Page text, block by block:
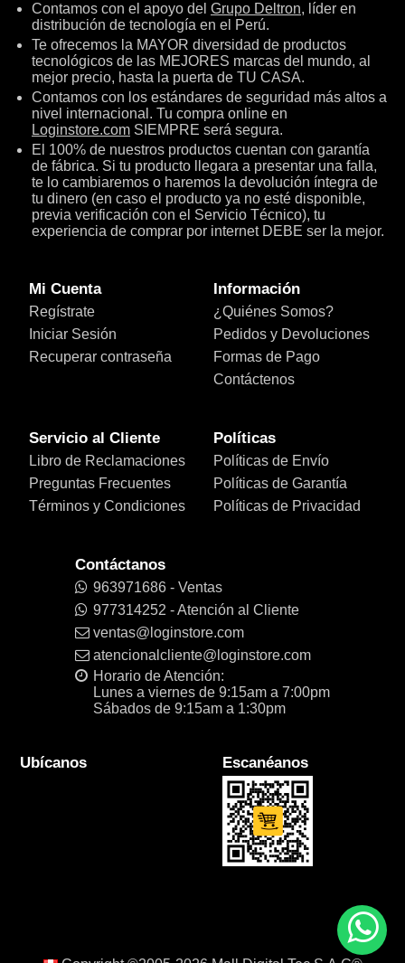
Contamos con el apoyo del Grupo Deltron, líder en
distribución de tecnología en el Perú.
Te ofrecemos la MAYOR diversidad de productos
tecnológicos de las MEJORES marcas del mundo, al
mejor precio, hasta la puerta de TU CASA.
Contamos con los estándares de seguridad más altos a
nivel internacional. Tu compra online en
Loginstore.com SIEMPRE será segura.
El 100% de nuestros productos cuentan con garantía
de fábrica. Si tu producto llegara a presentar una falla,
te lo cambiaremos o haremos la devolución íntegra de
tu dinero (en caso el producto ya no esté disponible,
previa verificación con el Servicio Técnico), tu
experiencia de comprar por internet DEBE ser la mejor.
Mi Cuenta
Regístrate
Iniciar Sesión
Recuperar contraseña
Información
¿Quiénes Somos?
Pedidos y Devoluciones
Formas de Pago
Contáctenos
Servicio al Cliente
Libro de Reclamaciones
Preguntas Frecuentes
Términos y Condiciones
Políticas
Políticas de Envío
Políticas de Garantía
Políticas de Privacidad
Contáctanos
963971686 - Ventas
977314252 - Atención al Cliente
ventas@loginstore.com
atencionalcliente@loginstore.com
Horario de Atención:
Lunes a viernes de 9:15am a 7:00pm
Sábados de 9:15am a 1:30pm
Ubícanos Escanéanos